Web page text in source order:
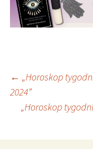
wpisu
← „Horoskop
2024”
„Horoskop